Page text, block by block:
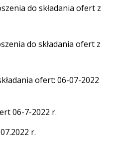
do składania ofert z
do składania ofert z
ofert: 06-07-2022
06-7-2022 r.
r.